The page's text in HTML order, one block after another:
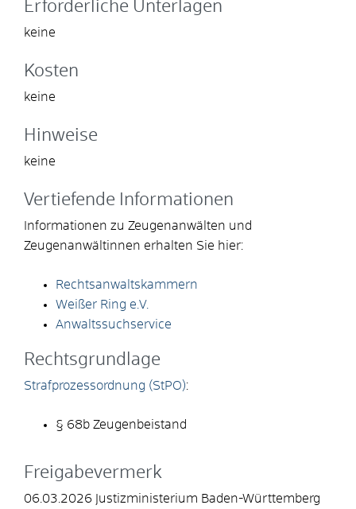
Erforderliche Unterlagen
keine
Kosten
keine
Hinweise
keine
Vertiefende Informationen
Informationen zu Zeugenanwälten und
Zeugenanwältinnen erhalten Sie hier:
Rechtsanwaltskammern
Weißer Ring e.V.
Anwaltssuchservice
Rechtsgrundlage
Strafprozessordnung (StPO):
§ 68b Zeugenbeistand
Freigabevermerk
06.03.2026 Justizministerium Baden-Württemberg